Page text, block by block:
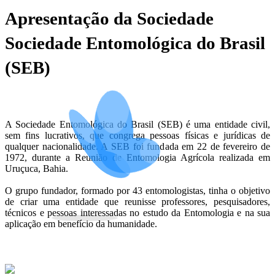
Apresentação da Sociedade
Sociedade Entomológica do Brasil
(SEB)
A Sociedade Entomológica do Brasil (SEB) é uma entidade civil,
sem fins lucrativos, que congrega pessoas físicas e jurídicas de
qualquer nacionalidade. A SEB foi fundada em 22 de fevereiro de
1972, durante a Reunião de Entomologia Agrícola realizada em
Uruçuca, Bahia.
O grupo fundador, formado por 43 entomologistas, tinha o objetivo
de criar uma entidade que reunisse professores, pesquisadores,
técnicos e pessoas interessadas no estudo da Entomologia e na sua
aplicação em benefício da humanidade.